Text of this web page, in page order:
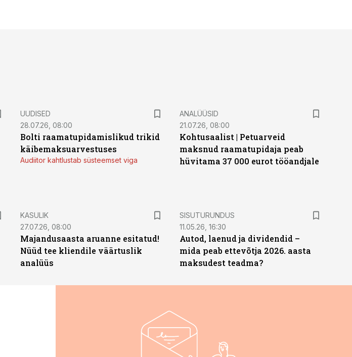
UUDISED
28.07.26, 08:00
Bolti raamatupidamislikud trikid
käibemaksuarvestuses
Audiitor kahtlustab süsteemset viga
ANALÜÜSID
21.07.26, 08:00
Kohtusaalist | Petuarveid
maksnud raamatupidaja peab
hüvitama 37 000 eurot tööandjale
KASULIK
27.07.26, 08:00
Majandusaasta aruanne esitatud!
Nüüd tee kliendile väärtuslik
analüüs
ST
SISUTURUNDUS
11.05.26, 16:30
Autod, laenud ja dividendid –
mida peab ettevõtja 2026. aasta
maksudest teadma?